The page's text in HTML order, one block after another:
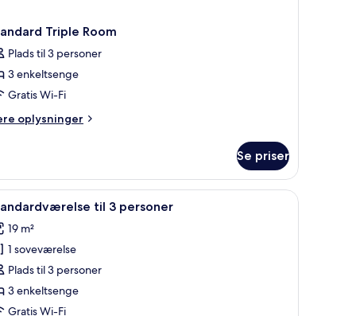
Triple Room
Plads til 3 personer
3 enkeltsenge
Gratis Wi-Fi
oplysninger
Se priser
med en lampe og et billede på væggen.Et hotelværelse med en stor seng, et
5 til 3 personer
19 m²
1 soveværelse
Plads til 3 personer
3 enkeltsenge
Gratis Wi-Fi